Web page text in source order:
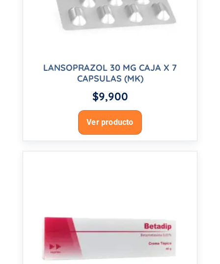
LANSOPRAZOL 30 MG CAJA X 7
CAPSULAS (MK)
$9,900
Ver producto